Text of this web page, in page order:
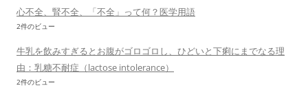
心不全、腎不全、「不全」って何？医学用語
2件のビュー
牛乳を飲みすぎるとお腹がゴロゴロし、ひどいと下痢にまでなる理
由：乳糖不耐症（lactose intolerance）
2件のビュー